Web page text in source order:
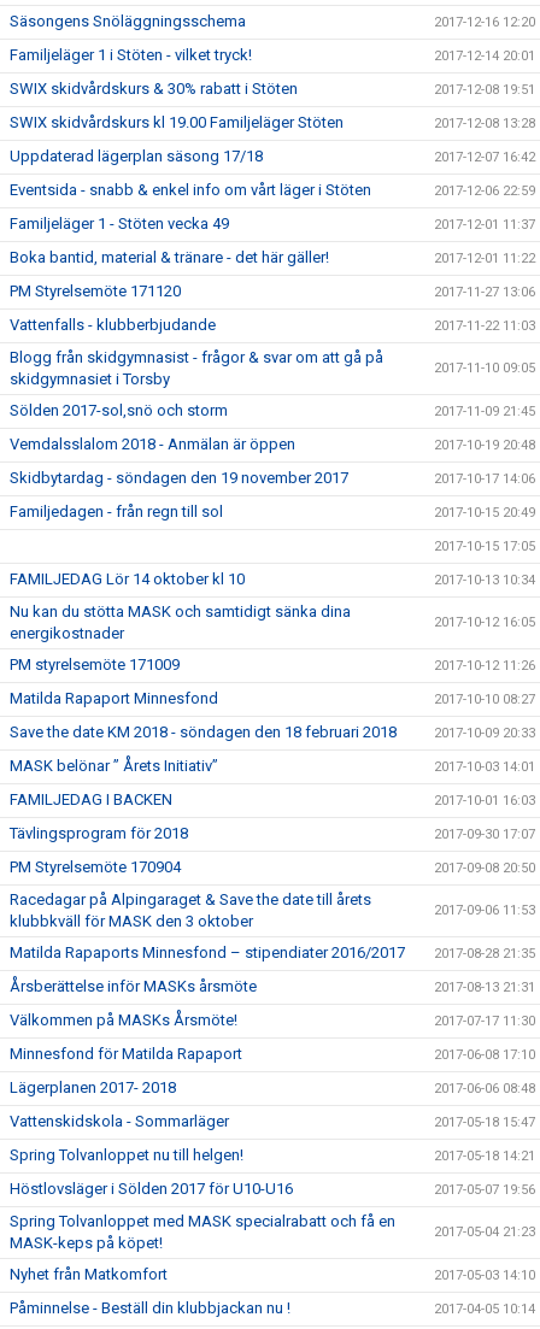
Säsongens Snöläggningsschema 2017-12-16 12:20
Familjeläger 1 i Stöten - vilket tryck! 2017-12-14 20:01
SWIX skidvårdskurs & 30% rabatt i Stöten 2017-12-08 19:51
SWIX skidvårdskurs kl 19.00 Familjeläger Stöten 2017-12-08 13:28
Uppdaterad lägerplan säsong 17/18 2017-12-07 16:42
Eventsida - snabb & enkel info om vårt läger i Stöten 2017-12-06 22:59
Familjeläger 1 - Stöten vecka 49 2017-12-01 11:37
Boka bantid, material & tränare - det här gäller! 2017-12-01 11:22
PM Styrelsemöte 171120 2017-11-27 13:06
Vattenfalls - klubberbjudande 2017-11-22 11:03
Blogg från skidgymnasist - frågor & svar om att gå på
skidgymnasiet i Torsby
2017-11-10 09:05
Sölden 2017-sol,snö och storm 2017-11-09 21:45
Vemdalsslalom 2018 - Anmälan är öppen 2017-10-19 20:48
Skidbytardag - söndagen den 19 november 2017 2017-10-17 14:06
Familjedagen - från regn till sol 2017-10-15 20:49
2017-10-15 17:05
FAMILJEDAG Lör 14 oktober kl 10 2017-10-13 10:34
Nu kan du stötta MASK och samtidigt sänka dina
energikostnader
2017-10-12 16:05
PM styrelsemöte 171009 2017-10-12 11:26
Matilda Rapaport Minnesfond 2017-10-10 08:27
Save the date KM 2018 - söndagen den 18 februari 2018 2017-10-09 20:33
MASK belönar ” Årets Initiativ” 2017-10-03 14:01
FAMILJEDAG I BACKEN 2017-10-01 16:03
Tävlingsprogram för 2018 2017-09-30 17:07
PM Styrelsemöte 170904 2017-09-08 20:50
Racedagar på Alpingaraget & Save the date till årets
klubbkväll för MASK den 3 oktober
2017-09-06 11:53
Matilda Rapaports Minnesfond – stipendiater 2016/2017 2017-08-28 21:35
Årsberättelse inför MASKs årsmöte 2017-08-13 21:31
Välkommen på MASKs Årsmöte! 2017-07-17 11:30
Minnesfond för Matilda Rapaport 2017-06-08 17:10
Lägerplanen 2017- 2018 2017-06-06 08:48
Vattenskidskola - Sommarläger 2017-05-18 15:47
Spring Tolvanloppet nu till helgen! 2017-05-18 14:21
Höstlovsläger i Sölden 2017 för U10-U16 2017-05-07 19:56
Spring Tolvanloppet med MASK specialrabatt och få en
MASK-keps på köpet!
2017-05-04 21:23
Nyhet från Matkomfort 2017-05-03 14:10
Påminnelse - Beställ din klubbjackan nu ! 2017-04-05 10:14